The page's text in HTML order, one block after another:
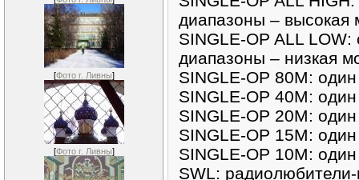
[Фото г. Ливны]
[Фото г. Ливны]
диапазоны – высокая
SINGLE-OP ALL
диапазоны – низкая
SINGLE-OP 80M:
SINGLE-OP 40M:
SINGLE-OP 20M:
SINGLE-OP 15M:
SINGLE-OP 10M:
SWL: